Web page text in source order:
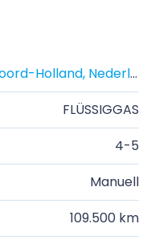
Amsterdam, Noord-Holland, Nederland
FLÜSSIGGAS
4-5
Manuell
109.500 km